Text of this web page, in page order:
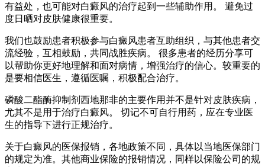
有益处，也可能对白癜风的治疗起到一些辅助作用。 避免过
度日晒对皮肤健康很重要。
我们也鼓励患者积极参与白癜风患者互助组织，与其他患者交
流经验，互相鼓励，共同战胜疾病。 很多患者的经历分享可
以帮助你更好地理解和面对病情，增强治疗的信心。较重要的
是要相信医生，遵循医嘱，积极配合治疗。
磷酸二酯酶抑制剂西地那非的主要作用并不是针对皮肤疾病，
尤其不是用于治疗白癜风。 切记不可自行用药，应在专业医
生的指导下进行正规治疗。
关于白癜风的医保报销，各地政策不同，具体以当地医保部门
的规定为准。其他商业保险的报销情况，同样以保险公司的规